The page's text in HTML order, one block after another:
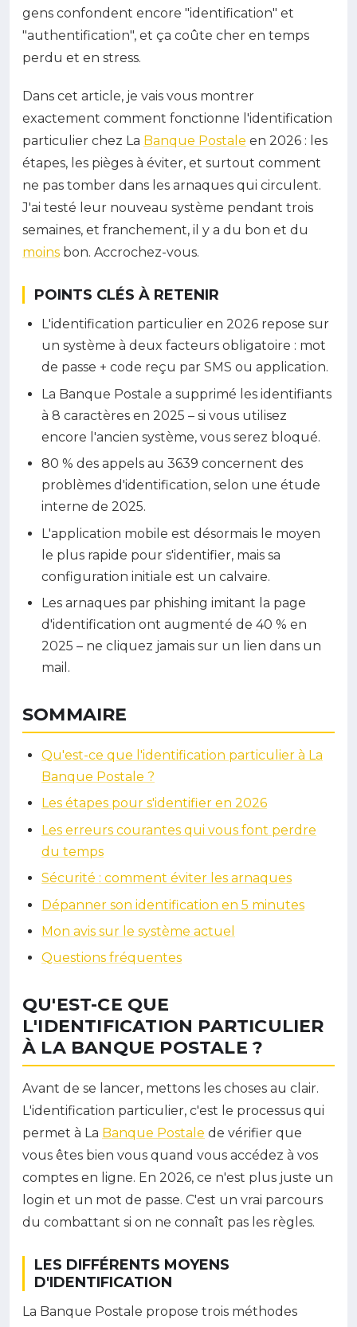
gens confondent encore "identification" et
"authentification", et ça coûte cher en temps
perdu et en stress.
Dans cet article, je vais vous montrer
exactement comment fonctionne l'identification
particulier chez La Banque Postale en 2026 : les
étapes, les pièges à éviter, et surtout comment
ne pas tomber dans les arnaques qui circulent.
J'ai testé leur nouveau système pendant trois
semaines, et franchement, il y a du bon et du
moins bon. Accrochez-vous.
POINTS CLÉS À RETENIR
L'identification particulier en 2026 repose sur
un système à deux facteurs obligatoire : mot
de passe + code reçu par SMS ou application.
La Banque Postale a supprimé les identifiants
à 8 caractères en 2025 – si vous utilisez
encore l'ancien système, vous serez bloqué.
80 % des appels au 3639 concernent des
problèmes d'identification, selon une étude
interne de 2025.
L'application mobile est désormais le moyen
le plus rapide pour s'identifier, mais sa
configuration initiale est un calvaire.
Les arnaques par phishing imitant la page
d'identification ont augmenté de 40 % en
2025 – ne cliquez jamais sur un lien dans un
mail.
SOMMAIRE
Qu'est-ce que l'identification particulier à La
Banque Postale ?
Les étapes pour s'identifier en 2026
Les erreurs courantes qui vous font perdre
du temps
Sécurité : comment éviter les arnaques
Dépanner son identification en 5 minutes
Mon avis sur le système actuel
Questions fréquentes
QU'EST-CE QUE
L'IDENTIFICATION PARTICULIER
À LA BANQUE POSTALE ?
Avant de se lancer, mettons les choses au clair.
L'identification particulier, c'est le processus qui
permet à La Banque Postale de vérifier que
vous êtes bien vous quand vous accédez à vos
comptes en ligne. En 2026, ce n'est plus juste un
login et un mot de passe. C'est un vrai parcours
du combattant si on ne connaît pas les règles.
LES DIFFÉRENTS MOYENS
D'IDENTIFICATION
La Banque Postale propose trois méthodes